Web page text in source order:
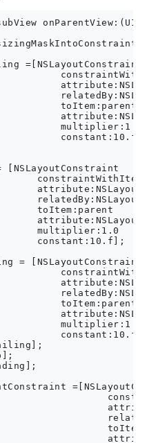
=[NSLayoutConstraint
toItem:parent
multiplier:1.0
[NSLayoutConstraint
toItem:parent
multiplier:1.0
constant:10.f];
= [NSLayoutConstraint
toItem:parent
multiplier:1.0